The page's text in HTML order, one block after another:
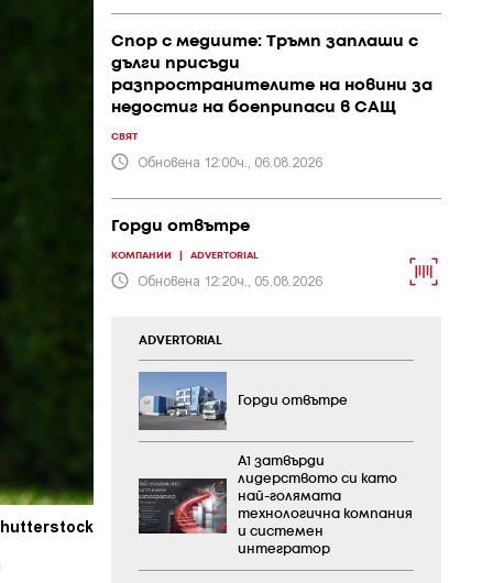
Спор с медиите: Тръмп заплаши с
дълги присъди
разпространителите на новини за
недостиг на боеприпаси в САЩ
СВЯТ
Обновена 12:00ч., 06.08.2026
Горди отвътре
КОМПАНИИ ADVERTORIAL
Обновена 12:20ч., 05.08.2026
ADVERTORIAL
Горди отвътре
А1 затвърди
лидерството си като
най-голямата
технологична компания
и системен
интегратор